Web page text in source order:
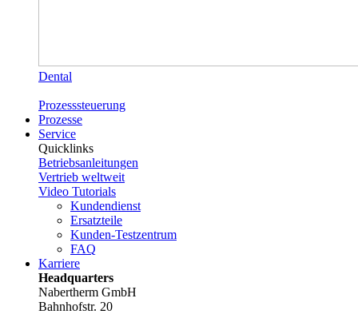
Dental
Prozesssteuerung
Prozesse
Service
Quicklinks
Betriebsanleitungen
Vertrieb weltweit
Video Tutorials
Kundendienst
Ersatzteile
Kunden-Testzentrum
FAQ
Karriere
Headquarters
Nabertherm GmbH
Bahnhofstr. 20